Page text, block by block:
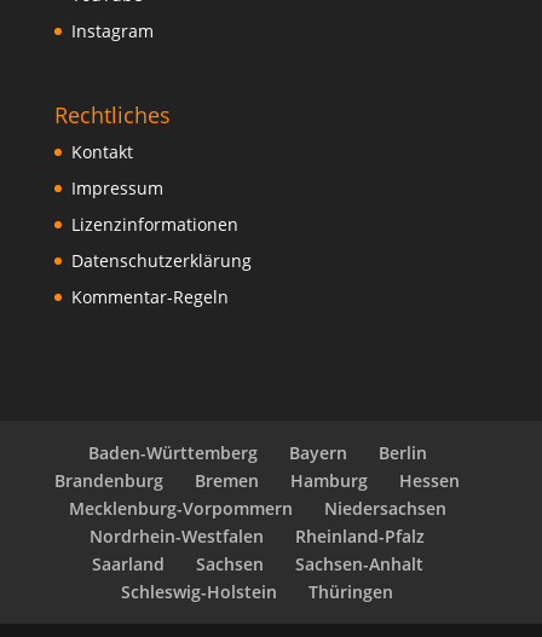
Instagram
Rechtliches
Kontakt
Impressum
Lizenzinformationen
Datenschutzerklärung
Kommentar-Regeln
Baden-Württemberg Bayern
Berlin
Brandenburg
Bremen Hamburg
Hessen
Mecklenburg-Vorpommern
Niedersachsen
Nordrhein-Westfalen
Rheinland-Pfalz
Saarland
Sachsen
Sachsen-Anhalt
Schleswig-Holstein
Thüringen